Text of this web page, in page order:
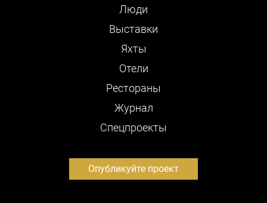
Люди
Выставки
Яхты
Отели
Рестораны
Журнал
Cпецпроекты
Опубликуйте проект